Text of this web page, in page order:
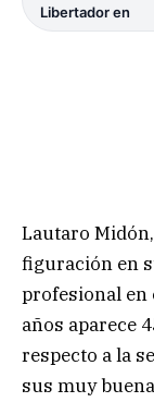
Libertador en
Lautaro
figuración en
profesional en
años aparece
respecto a la
sus muy